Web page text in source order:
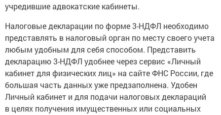
учредившие адвокатские кабинеты.
Налоговые декларации по форме 3-НДФЛ необходимо
представлять в налоговый орган по месту своего учета
любым удобным для себя способом. Представить
декларацию 3-НДФЛ удобнее через сервис «Личный
кабинет для физических лиц» на сайте ФНС России, где
большая часть данных уже предзаполнена. Удобен
Личный кабинет и для подачи налоговых деклараций
в целях получения имущественных или социальных